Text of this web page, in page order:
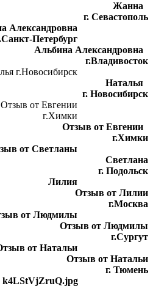
Жанна
г. Севастополь
Альбина Александровна
г.Владивосток
Наталья
г. Новосибирск
Отзыв от Евгении
г.Химки
Светлана
г. Подольск
Отзыв от Лилии
г.Москва
Отзыв от Людмилы
г.Сургут
Отзыв от Натальи
г. Тюмень